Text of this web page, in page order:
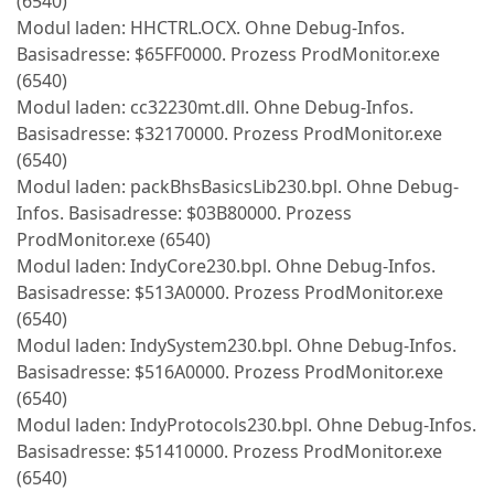
Modul laden: HHCTRL.OCX. Ohne Debug-Infos.
Basisadresse: $65FF0000. Prozess ProdMonitor.exe
(6540)
Modul laden: cc32230mt.dll. Ohne Debug-Infos.
Basisadresse: $32170000. Prozess ProdMonitor.exe
(6540)
Modul laden: packBhsBasicsLib230.bpl. Ohne Debug-
Infos. Basisadresse: $03B80000. Prozess
ProdMonitor.exe (6540)
Modul laden: IndyCore230.bpl. Ohne Debug-Infos.
Basisadresse: $513A0000. Prozess ProdMonitor.exe
(6540)
Modul laden: IndySystem230.bpl. Ohne Debug-Infos.
Basisadresse: $516A0000. Prozess ProdMonitor.exe
(6540)
Modul laden: IndyProtocols230.bpl. Ohne Debug-Infos.
Basisadresse: $51410000. Prozess ProdMonitor.exe
(6540)